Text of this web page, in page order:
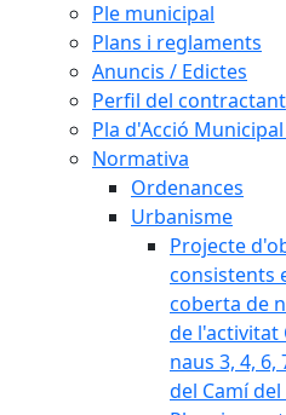
Ple municipal
Plans i reglaments
Anuncis / Edictes
Perfil del contractant
Pla d'Acció Municipal
Normativa
Ordenances
Urbanisme
Projecte
consistents
coberta de
de l'activitat
naus 3, 4,
del Camí